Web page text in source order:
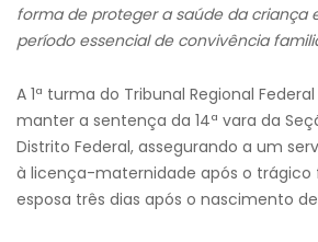
forma de proteger a saúde da criança
período essencial de convivência
A 1ª turma do Tribunal Regional
manter a sentença da 14ª vara da
Distrito Federal, assegurando a um
à licença-maternidade após o trágico
esposa três dias após o nascimento